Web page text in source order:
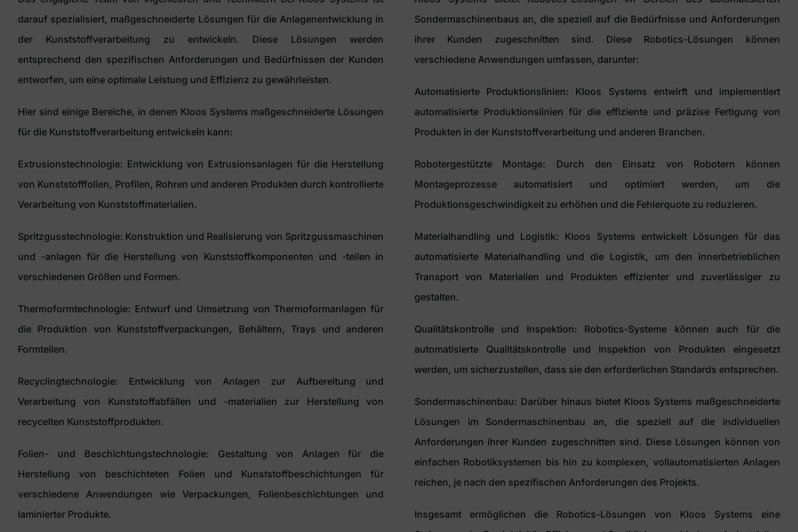
darauf spezialisiert, maßgeschneiderte Lösungen für die Anlagenentwicklung in
der Kunststoffverarbeitung zu entwickeln. Diese Lösungen werden
entsprechend den spezifischen Anforderungen und Bedürfnissen der Kunden
entworfen, um eine optimale Leistung und Effizienz zu gewährleisten.
Hier sind einige Bereiche, in denen Kloos Systems maßgeschneiderte Lösungen
für die Kunststoffverarbeitung entwickeln kann:
Extrusionstechnologie: Entwicklung von Extrusionsanlagen für die Herstellung
von Kunststofffolien, Profilen, Rohren und anderen Produkten durch kontrollierte
Verarbeitung von Kunststoffmaterialien.
Spritzgusstechnologie: Konstruktion und Realisierung von Spritzgussmaschinen
und -anlagen für die Herstellung von Kunststoffkomponenten und -teilen in
verschiedenen Größen und Formen.
Thermoformtechnologie: Entwurf und Umsetzung von Thermoformanlagen für
die Produktion von Kunststoffverpackungen, Behältern, Trays und anderen
Formteilen.
Recyclingtechnologie: Entwicklung von Anlagen zur Aufbereitung und
Verarbeitung von Kunststoffabfällen und -materialien zur Herstellung von
recycelten Kunststoffprodukten.
Folien- und Beschichtungstechnologie: Gestaltung von Anlagen für die
Herstellung von beschichteten Folien und Kunststoffbeschichtungen für
verschiedene Anwendungen wie Verpackungen, Folienbeschichtungen und
laminierter Produkte.
Sondermaschinenbaus an, die speziell auf die Bedürfnisse und Anforderungen
ihrer Kunden zugeschnitten sind. Diese Robotics-Lösungen können
verschiedene Anwendungen umfassen, darunter:
Automatisierte Produktionslinien: Kloos Systems entwirft und implementiert
automatisierte Produktionslinien für die effiziente und präzise Fertigung von
Produkten in der Kunststoffverarbeitung und anderen Branchen.
Robotergestützte Montage: Durch den Einsatz von Robotern können
Montageprozesse automatisiert und optimiert werden, um die
Produktionsgeschwindigkeit zu erhöhen und die Fehlerquote zu reduzieren.
Materialhandling und Logistik: Kloos Systems entwickelt Lösungen für das
automatisierte Materialhandling und die Logistik, um den innerbetrieblichen
Transport von Materialien und Produkten effizienter und zuverlässiger zu
gestalten.
Qualitätskontrolle und Inspektion: Robotics-Systeme können auch für die
automatisierte Qualitätskontrolle und Inspektion von Produkten eingesetzt
werden, um sicherzustellen, dass sie den erforderlichen Standards entsprechen.
Sondermaschinenbau: Darüber hinaus bietet Kloos Systems maßgeschneiderte
Lösungen im Sondermaschinenbau an, die speziell auf die individuellen
Anforderungen ihrer Kunden zugeschnitten sind. Diese Lösungen können von
einfachen Robotiksystemen bis hin zu komplexen, vollautomatisierten Anlagen
reichen, je nach den spezifischen Anforderungen des Projekts.
Insgesamt ermöglichen die Robotics-Lösungen von Kloos Systems eine